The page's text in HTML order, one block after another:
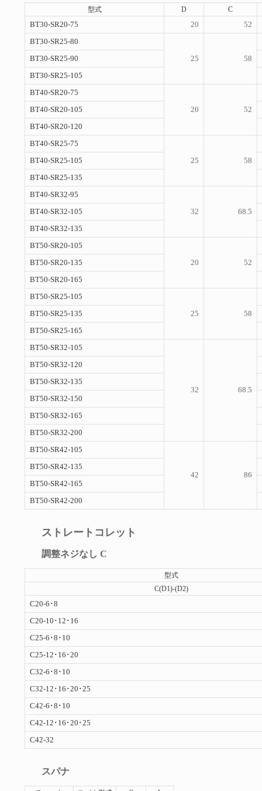
型式 D C
BT30-SR20-75 20
52
BT30-SR25-80
25
58
BT30-SR25-90
BT30-SR25-105
BT40-SR20-75
20
52
BT40-SR20-105
BT40-SR20-120
BT40-SR25-75
25
58
BT40-SR25-105
BT40-SR25-135
BT40-SR32-95
32
68.5
BT40-SR32-105
BT40-SR32-135
BT50-SR20-105
20
52
BT50-SR20-135
BT50-SR20-165
BT50-SR25-105
25
58
BT50-SR25-135
BT50-SR25-165
BT50-SR32-105
32 68.5
BT50-SR32-120
BT50-SR32-135
BT50-SR32-150
BT50-SR32-165
BT50-SR32-200
BT50-SR42-105
42 86
BT50-SR42-135
BT50-SR42-165
BT50-SR42-200
ストレートコレット
調整ネジなし C
型式
C(D1)-(D2)
C20-6･8
C20-10･12･16
C25-6･8･10
C25-12･16･20
C32-6･8･10
C32-12･16･20･25
C42-6･8･10
C42-12･16･20･25
C42-32
スパナ